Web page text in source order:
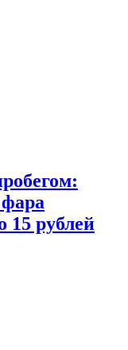
фара
15 рублей